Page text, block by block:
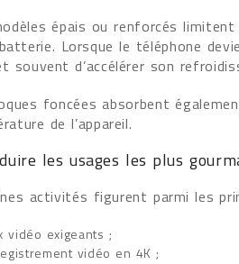
épais ou renforcés
Lorsque le téléphone
souvent d’accélérer son
foncées absorbent
de l’appareil.
les usages les plus
activités figurent parmi les
vidéo exigeants ;
vidéo en 4K ;